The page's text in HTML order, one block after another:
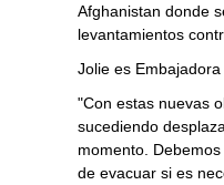
Afghanistan donde
levantamientos
Jolie es
"Con estas nuevas
sucediendo
momento.
de evacuar si es